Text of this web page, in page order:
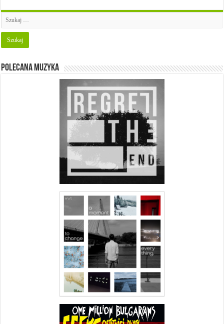
Polecana muzyka